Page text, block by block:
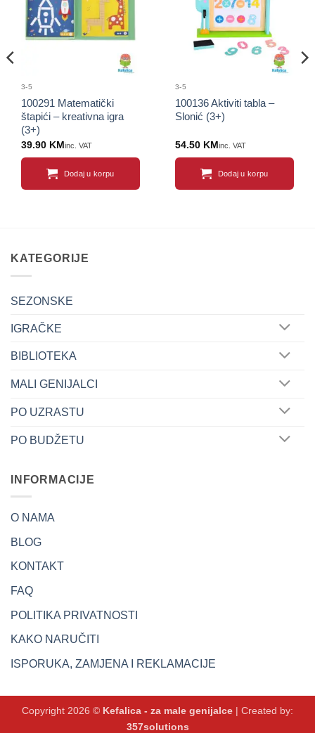
proizvod
3-5
100291 Matematički
štapići – kreativna igra
(3+)
39.90 KM inc. VAT
Dodaj u korpu
proizvod
3-5
100136 Aktiviti tabla –
Slonić (3+)
54.50 KM inc. VAT
Dodaj u korpu
KATEGORIJE
SEZONSKE
IGRAČKE
BIBLIOTEKA
MALI GENIJALCI
PO UZRASTU
PO BUDŽETU
INFORMACIJE
O NAMA
BLOG
KONTAKT
FAQ
POLITIKA PRIVATNOSTI
KAKO NARUČITI
ISPORUKA, ZAMJENA I REKLAMACIJE
Copyright 2026 © Kefalica - za male genijalce | Created by:
357solutions